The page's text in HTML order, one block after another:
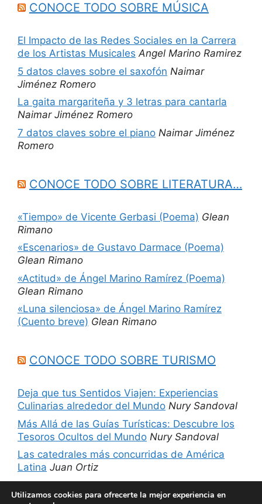
CONOCE TODO SOBRE MÚSICA
El Impacto de las Redes Sociales en la Carrera
de los Artistas Musicales Angel Marino Ramirez
5 datos claves sobre el saxofón Naimar
Jiménez Romero
La gaita margariteña y 3 letras para cantarla
Naimar Jiménez Romero
7 datos claves sobre el piano Naimar Jiménez
Romero
CONOCE TODO SOBRE LITERATURA…
«Tiempo» de Vicente Gerbasi (Poema) Glean
Rimano
«Escenarios» de Gustavo Darmace (Poema)
Glean Rimano
«Actitud» de Ángel Marino Ramírez (Poema)
Glean Rimano
«Luna silenciosa» de Ángel Marino Ramírez
(Cuento breve) Glean Rimano
CONOCE TODO SOBRE TURISMO
Deja que tus Sentidos Viajen: Experiencias
Culinarias alrededor del Mundo Nury Sandoval
Más Allá de las Guías Turísticas: Descubre los
Tesoros Ocultos del Mundo Nury Sandoval
Las catedrales más concurridas de América
Latina Juan Ortiz
5 sitios imperdibles de Chicago, Estados
Unidos Nury Sandoval
Utilizamos cookies para ofrecerte la mejor experiencia en